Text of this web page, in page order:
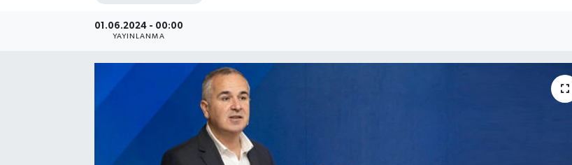
01.06.2024 - 00:00
YAYINLANMA
ŞİRKET PANO